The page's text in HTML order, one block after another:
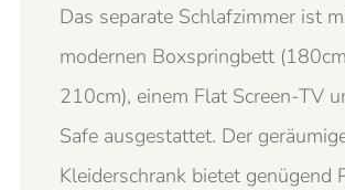
Das separate Schlafzimmer ist
modernen Boxspringbett
210cm), einem Flat Screen-TV
Safe ausgestattet. Der
Kleiderschrank bietet genügend